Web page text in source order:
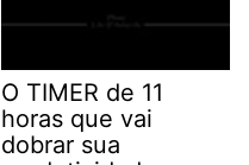
O TIMER de 11
horas que vai
dobrar sua